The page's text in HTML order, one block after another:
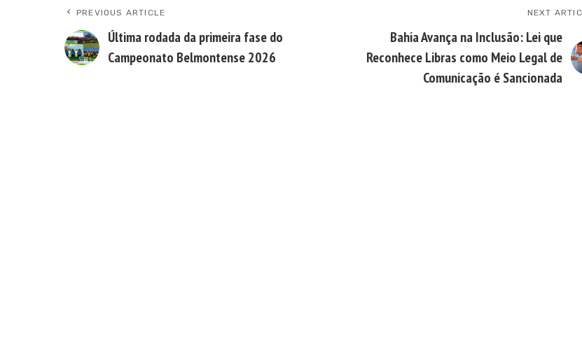
PREVIOUS ARTICLE
Última rodada da primeira fase do
Campeonato Belmontense 2026
NEXT
Bahia Avança na Inclusão: Lei que
Reconhece Libras como Meio Legal de
Comunicação é Sancionada